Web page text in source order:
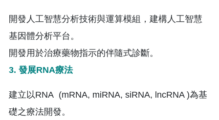
開發人工智慧分析技術與運算模組，建構人工智慧
基因體分析平台。
開發用於治療藥物指示的伴隨式診斷。
3. 發展RNA療法
建立以RNA (mRNA, miRNA, siRNA, lncRNA )為基
礎之療法開發。